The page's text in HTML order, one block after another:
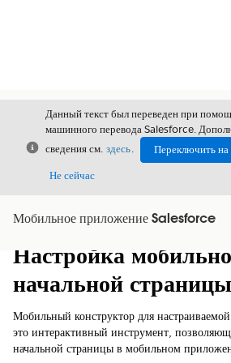
Закрыть
Данный текст был переведен при
машинного перевода Salesforce.
сведения см. здесь.
Переключить на
Не сейчас
Мобильное приложение Salesforce
Показать содержание
Содержание
Настройка
начальной страницы
Мобильный конструктор для
это интерактивный инструмент,
начальной страницы в мобильном